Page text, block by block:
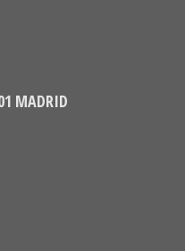
MADRID